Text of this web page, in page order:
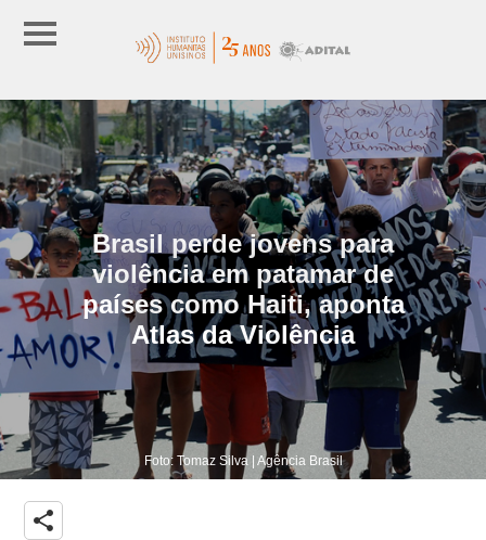
Brasil perde jovens para
violência em patamar de
países como Haiti, aponta
Atlas da Violência
Foto: Tomaz Silva | Agência Brasil
share